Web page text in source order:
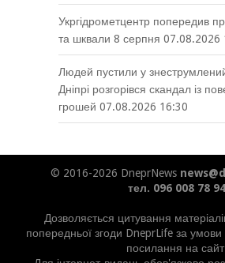
Укргідрометцентр попередив
та шквали 8 серпня 07.08.2026
Людей пустили у
Дніпрі розгорівся скандал із
грошей 07.08.2026 16:30
© 2016-2026 DneprNews
тел. 096 008 78 94
Дозволяється цитування
попередньої згоди DneprLife за умови
посилання на